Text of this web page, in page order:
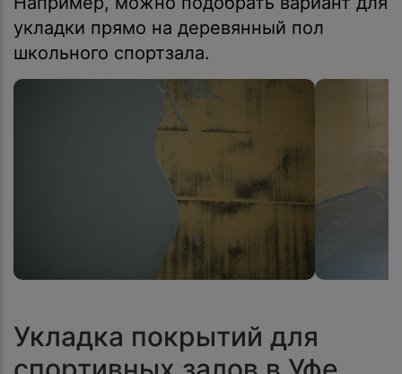
укладки прямо на деревянный пол
школьного спортзала.
Укладка покрытий для